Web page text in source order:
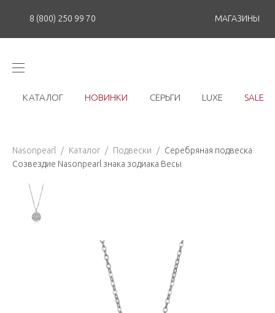
8 (800) 250 99 70 МАГАЗИНЫ
КАТАЛОГ НОВИНКИ СЕРЬГИ LUXE SALE
Nasonpearl / Каталог / Подвески / Серебряная подвеска
Созвездие Nasonpearl знака зодиака Весы